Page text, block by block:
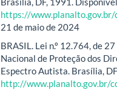
https://
21 de maio de 2024
BRASIL. Lei n.º 12.764, de
Nacional de Proteção dos
Espectro Autista. Brasília,
http://www.planalto.gov.br/